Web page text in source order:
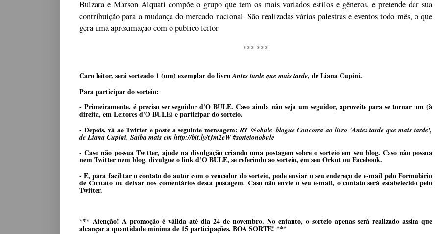
Bulzara e Marson Alquati compõe o grupo que tem os mais variados estilos e gêneros, e pretende dar sua
contribuição para a mudança do mercado nacional. São realizadas várias palestras e eventos todo mês, o que
gera uma aproximação com o público leitor.
*** ***
Caro leitor, será sorteado 1 (um) exemplar do livroAntes tarde que mais tarde, de Liana Cupini.
Para participar do sorteio:
- Primeiramente, é preciso ser seguidor d'O BULE. Caso ainda não seja um seguidor, aproveite para se tornar um (à
direita, em Leitores d'O BULE) e participar do sorteio.
- Depois, vá ao Twitter e poste a seguinte mensagem: RT @obule_blogue Concorra ao livro 'Antes tarde que mais tarde',
de Liana Cupini. Saiba mais em http://bit.ly/tJm2eW #sorteionobule
- Caso não possua Twitter, ajude na divulgação criando uma postagem sobre o sorteio em seu blog. Caso não possua
nem Twitter nem blog, divulgue o link d’O BULE, se referindo ao sorteio, em seu Orkut ou Facebook.
- E, para facilitar o contato do autor com o vencedor do sorteio, pode enviar o seu endereço de e-mail peloFormulário
de Contato ou deixar nos comentários desta postagem. Caso não envie o seu e-mail, o contato será estabelecido pelo
Twitter.
*** Atenção! A promoção é válida até dia 24 de novembro. No entanto, o sorteio apenas será realizado assim que
alcançar a quantidade mínima de 15 participações. BOA SORTE! ***